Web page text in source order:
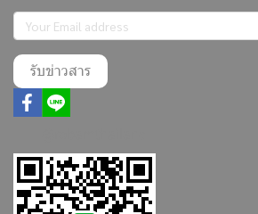
รับข่าวสาร